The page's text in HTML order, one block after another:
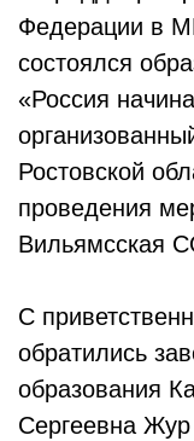
Федерации в
состоялся
«Россия
Ростовской
проведения
Вильямсская
С
обратились
образования
Сергеевна